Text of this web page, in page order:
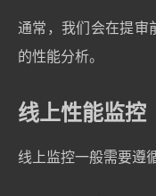
通常，我们会在提审
的性能分析。
线上性能监控
线上监控一般需要遵